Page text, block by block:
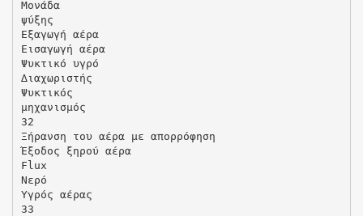
Μονάδα
ψύξης
Εξαγωγή αέρα
Εισαγωγή αέρα
Ψυκτικό υγρό
∆ιαχωριστής
Ψυκτικός
µηχανισµός
32
Ξήρανση του αέρα µε απορρόφηση
Έξοδος ξηρού αέρα
Flux
Νερό
Υγρός αέρας
33